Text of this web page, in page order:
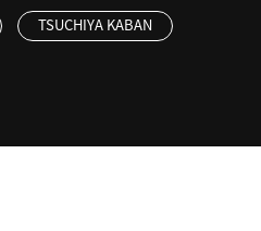
TSUCHIYA KABAN